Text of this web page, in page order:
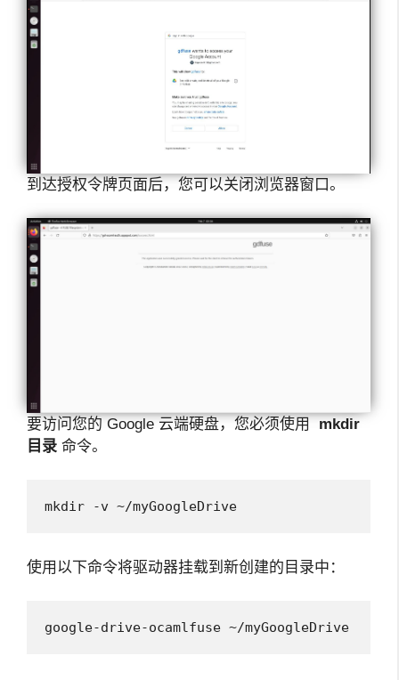
到达授权令牌页面后，您可以关闭浏览器窗口。
要访问您的 Google 云端硬盘，您必须使用 mkdir
目录 命令。
mkdir -v ~/myGoogleDrive
使用以下命令将驱动器挂载到新创建的目录中：
google-drive-ocamlfuse ~/myGoogleDrive